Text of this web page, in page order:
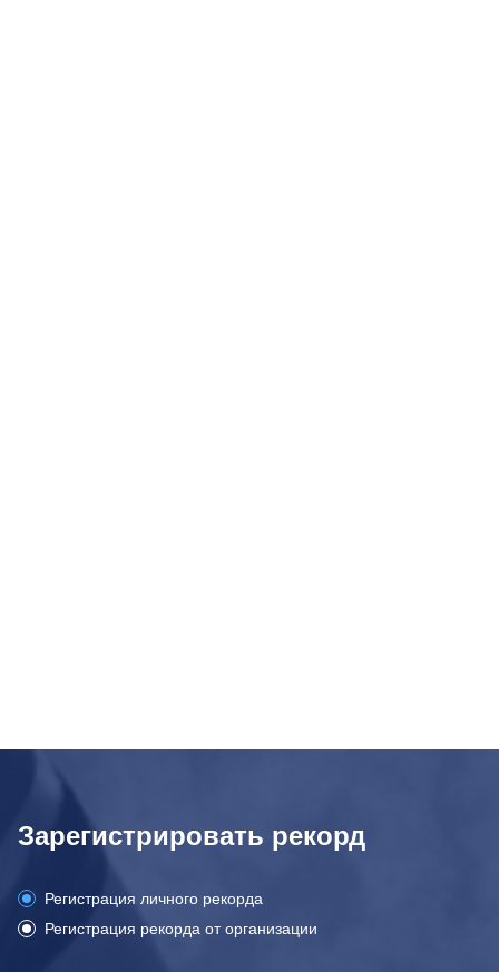
Зарегистрировать рекорд
Регистрация личного рекорда
Регистрация рекорда от организации